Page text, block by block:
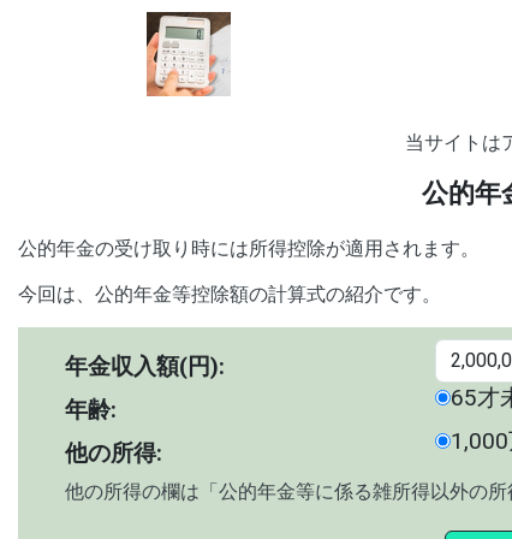
当サイトは
公的年
公的年金の受け取り時には所得控除が適用されます。
今回は、公的年金等控除額の計算式の紹介です。
年金収入額(円):
年齢:
65才
他の所得:
他の所得の欄は「公的年金等に係る雑所得以外の所